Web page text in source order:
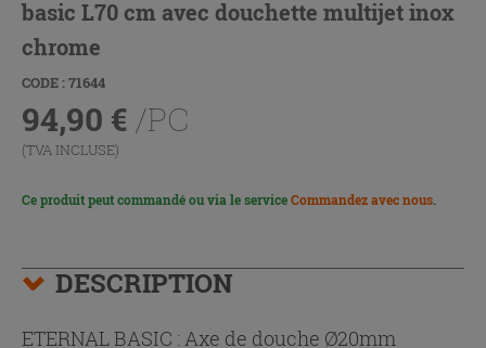
basic L70 cm avec douchette multijet inox
chrome
CODE : 71644
94,90 € /PC
(TVA INCLUSE)
Ce produit peut commandé ou via le serviceCommandez avec nous.
DESCRIPTION
ETERNAL BASIC : Axe de douche Ø20mm